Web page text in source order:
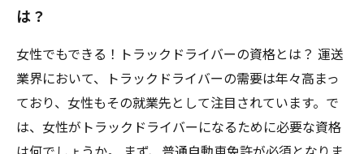
は？
女性でもできる！トラックドライバーの資格とは？ 運送
業界において、トラックドライバーの需要は年々高まっ
ており、女性もその就業先として注目されています。で
は、女性がトラックドライバーになるために必要な資格